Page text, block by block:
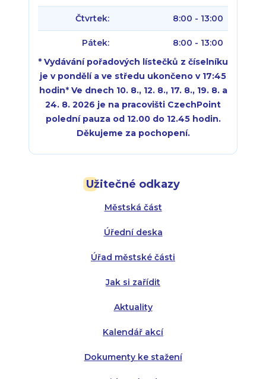
Užitečné odkazy
Městská část
Úřední deska
Úřad městské části
Jak si zařídit
Aktuality
Kalendář akcí
Dokumenty ke stažení
Čtvrtek: 8:00 - 13:00
Pátek:
8:00 - 13:00
* Vydávání pořadových lístečků z číselníku
je v pondělí a ve středu ukončeno v 17:45
hodin* Ve dnech 10. 8., 12. 8., 17. 8., 19. 8. a
24. 8. 2026 je na pracovišti CzechPoint
polední pauza od 12.00 do 12.45 hodin.
Děkujeme za pochopení.
Úterý:
Středa:
Čtvrtek:
Pátek:
Úterý:
Středa:
Čtvrtek: